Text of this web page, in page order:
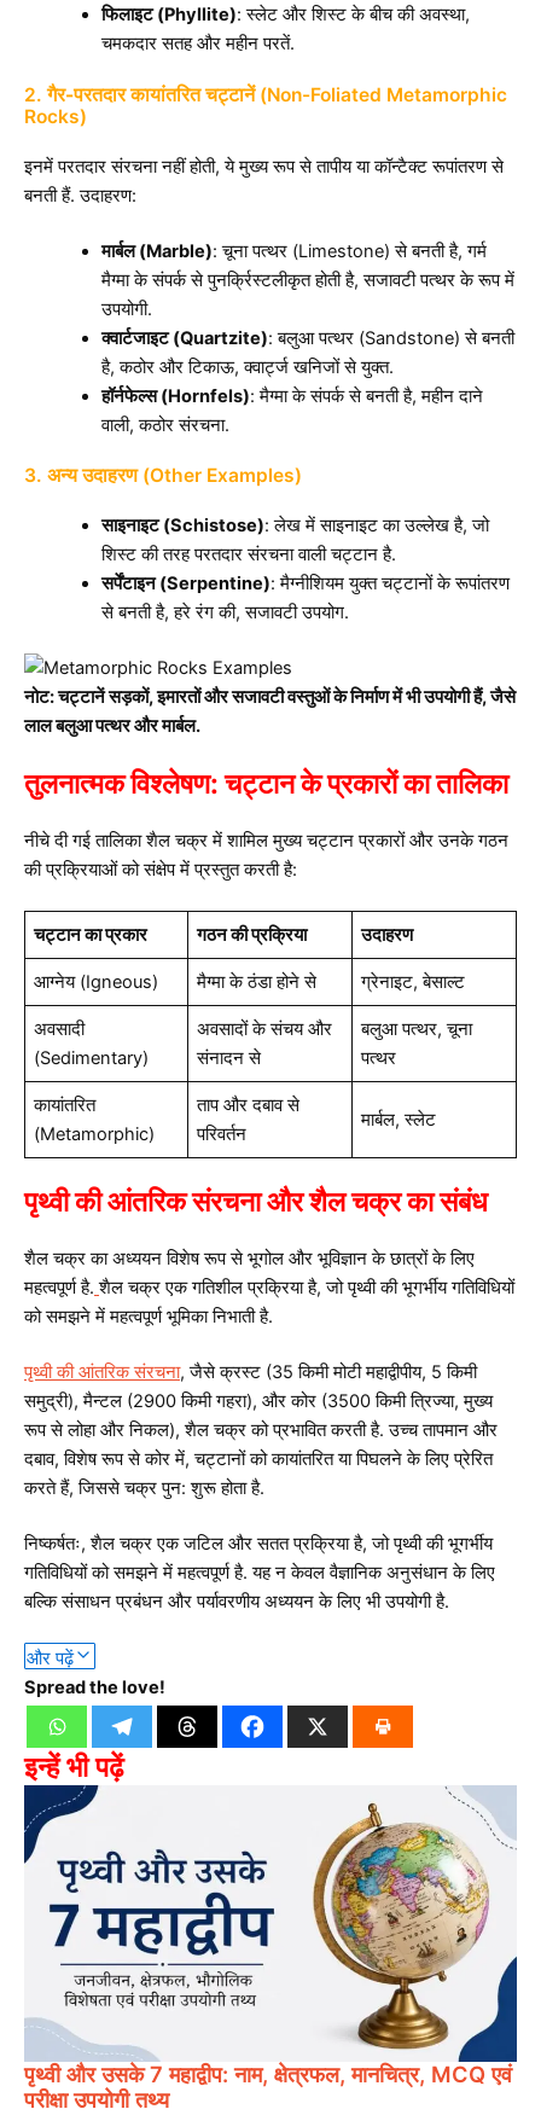
फिलाइट (Phyllite): स्लेट और शिस्ट के बीच की अवस्था,
चमकदार सतह और महीन परतें.
2.गैर-परतदार कायांतरित चट्टानें(Non-Foliated Metamorphic
Rocks)
इनमें परतदार संरचना नहीं होती, ये मुख्य रूप से तापीय या कॉन्टैक्ट रूपांतरण से
बनती हैं. उदाहरण:
मार्बल (Marble): चूना पत्थर (Limestone) से बनती है, गर्म
मैग्मा के संपर्क से पुनर्क्रिस्टलीकृत होती है, सजावटी पत्थर के रूप में
उपयोगी.
क्वार्टजाइट (Quartzite): बलुआ पत्थर (Sandstone) से बनती
है, कठोर और टिकाऊ, क्वार्ट्ज खनिजों से युक्त.
हॉर्नफेल्स (Hornfels): मैग्मा के संपर्क से बनती है, महीन दाने
वाली, कठोर संरचना.
3. अन्य उदाहरण (Other Examples)
साइनाइट (Schistose): लेख में साइनाइट का उल्लेख है, जो
शिस्ट की तरह परतदार संरचना वाली चट्टान है.
सर्पेंटाइन (Serpentine): मैग्नीशियम युक्त चट्टानों के रूपांतरण
से बनती है, हरे रंग की, सजावटी उपयोग.
नोट: चट्टानें सड़कों, इमारतों और सजावटी वस्तुओं के निर्माण में भी उपयोगी हैं, जैसे
लाल बलुआ पत्थर और मार्बल.
तुलनात्मक विश्लेषण: चट्टान के प्रकारों का तालिका
नीचे दी गई तालिका शैल चक्र में शामिल मुख्य चट्टान प्रकारों और उनके गठन
की प्रक्रियाओं को संक्षेप में प्रस्तुत करती है:
चट्टान का प्रकार गठन की प्रक्रिया उदाहरण
आग्नेय (Igneous) मैग्मा के ठंडा होने से ग्रेनाइट, बेसाल्ट
अवसादी
(Sedimentary)
अवसादों के संचय और
संनादन से
बलुआ पत्थर, चूना
पत्थर
कायांतरित
(Metamorphic)
ताप और दबाव से
परिवर्तन
मार्बल, स्लेट
पृथ्वी की आंतरिक संरचना और शैल चक्र का संबंध
शैल चक्र का अध्ययन विशेष रूप से भूगोल और भूविज्ञान के छात्रों के लिए
महत्वपूर्ण है. शैल चक्र एक गतिशील प्रक्रिया है, जो पृथ्वी की भूगर्भीय गतिविधियों
को समझने में महत्वपूर्ण भूमिका निभाती है.
पृथ्वी की आंतरिक संरचना, जैसे क्रस्ट (35 किमी मोटी महाद्वीपीय, 5 किमी
समुद्री), मैन्टल (2900 किमी गहरा), और कोर (3500 किमी त्रिज्या, मुख्य
रूप से लोहा और निकल), शैल चक्र को प्रभावित करती है. उच्च तापमान और
दबाव, विशेष रूप से कोर में, चट्टानों को कायांतरित या पिघलने के लिए प्रेरित
करते हैं, जिससे चक्र पुन: शुरू होता है.
निष्कर्षतः, शैल चक्र एक जटिल और सतत प्रक्रिया है, जो पृथ्वी की भूगर्भीय
गतिविधियों को समझने में महत्वपूर्ण है. यह न केवल वैज्ञानिक अनुसंधान के लिए
बल्कि संसाधन प्रबंधन और पर्यावरणीय अध्ययन के लिए भी उपयोगी है.
और पढ़ें
Spread the love!
इन्हें भी पढ़ें
पृथ्वी और उसके 7 महाद्वीप: नाम, क्षेत्रफल, मानचित्र, MCQ एवं
परीक्षा उपयोगी तथ्य